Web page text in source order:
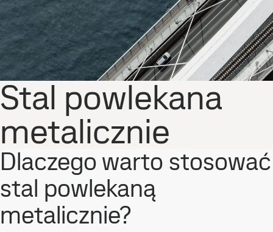
Stal powlekana
metalicznie
Dlaczego warto stosować
stal powlekaną
metalicznie?